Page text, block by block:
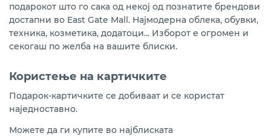
подарокот што го сака од некој од познатите брендови
достапни во East Gate Mall. Најмодерна облека, обувки,
техника, козметика, додатоци... Изборот е огромен и
секогаш по желба на вашите блиски.
Користење на картичките
Подарок-картичките се добиваат и се користат
наједноставно.
Можете да ги купите во најблиската